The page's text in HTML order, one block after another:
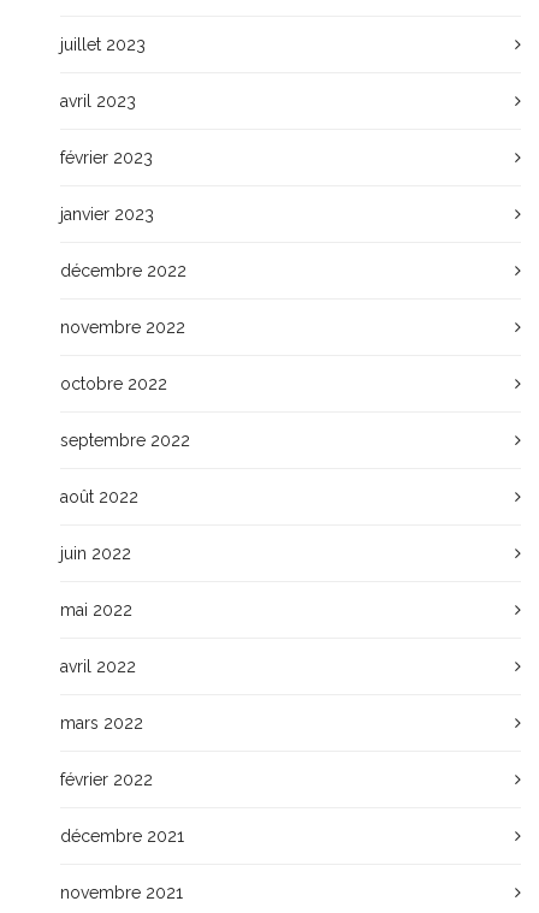
juillet 2023
avril 2023
février 2023
janvier 2023
décembre 2022
novembre 2022
octobre 2022
septembre 2022
août 2022
juin 2022
mai 2022
avril 2022
mars 2022
février 2022
décembre 2021
novembre 2021